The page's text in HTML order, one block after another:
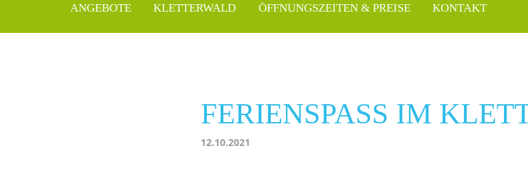
ANGEBOTE KLETTERWALD ÖFFNUNGSZEITEN & PREISE KONTAKT
FERIENSPASS IM
12.10.2021